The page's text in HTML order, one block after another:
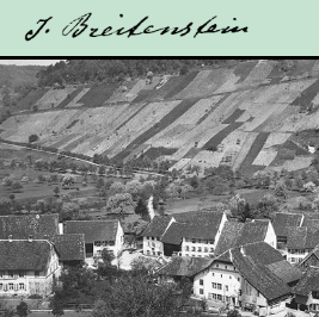
Kontaktieren Sie uns